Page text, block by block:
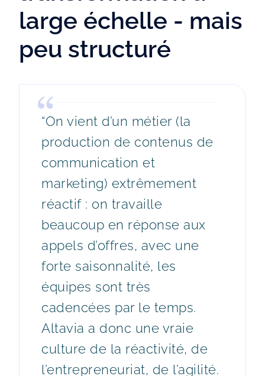
large échelle - mais
peu structuré
“On vient d’un métier (la
production de contenus de
communication et
marketing) extrêmement
réactif : on travaille
beaucoup en réponse aux
appels d’offres, avec une
forte saisonnalité, les
équipes sont très
cadencées par le temps.
Altavia a donc une vraie
culture de la réactivité, de
l’entrepreneuriat, de l’agilité.